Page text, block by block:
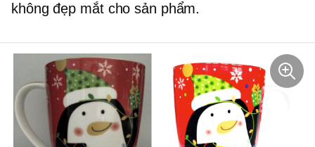
không đẹp mắt cho sản phẩm.